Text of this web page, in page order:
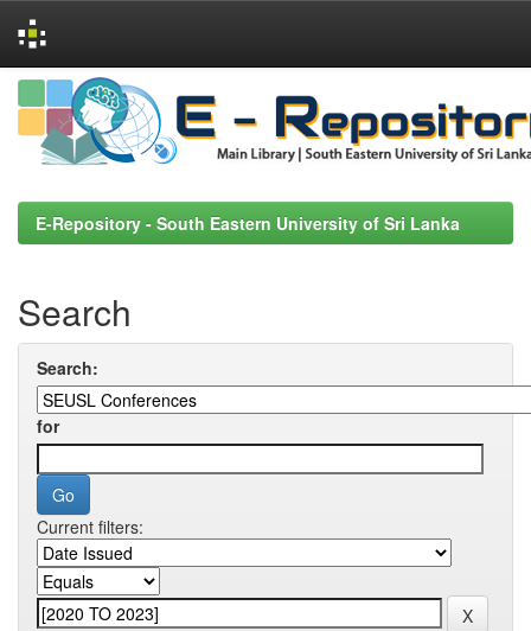
Skip
navigation
E-Repository - South Eastern University of Sri Lanka
Search
Search:
for
Current filters: